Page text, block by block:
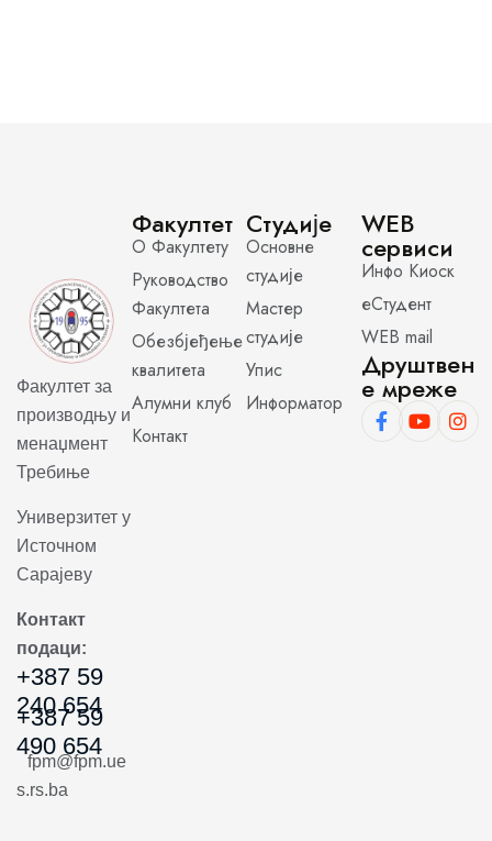
Факултет за
производњу и
менаџмент
Требиње
Универзитет у
Источном
Сарајеву
Контакт
подаци:
+387 59
240 654
+387 59
490 654
fpm@fpm.ue
s.rs.ba
Факултет
О Факултету
Руководство
Факултета
Обезбјеђење
квалитета
Алумни клуб
Контакт
Студије
Основне
студије
Мастер
студије
Упис
Информатор
WEB
сервиси
Инфо Киоск
еСтудент
WEB mail
Друштвен
е мреже